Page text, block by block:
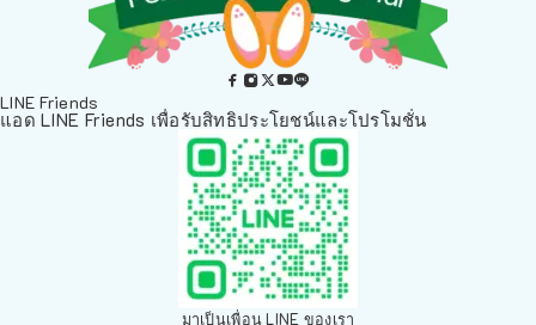
LINE Friends
แอด LINE Friends เพื่อรับสิทธิประโยชน์และโปรโมชั่น
มาเป็นเพื่อน LINE ของเรา